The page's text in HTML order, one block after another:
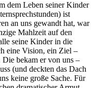
dem Leben seiner Kinder
ist
an uns gewandt hat, war
Mahlzeit auf den
seine Kinder in die
eine Vision, ein Ziel –
bekam er von uns –
(und deckten das Dach
keine große Sache. Für